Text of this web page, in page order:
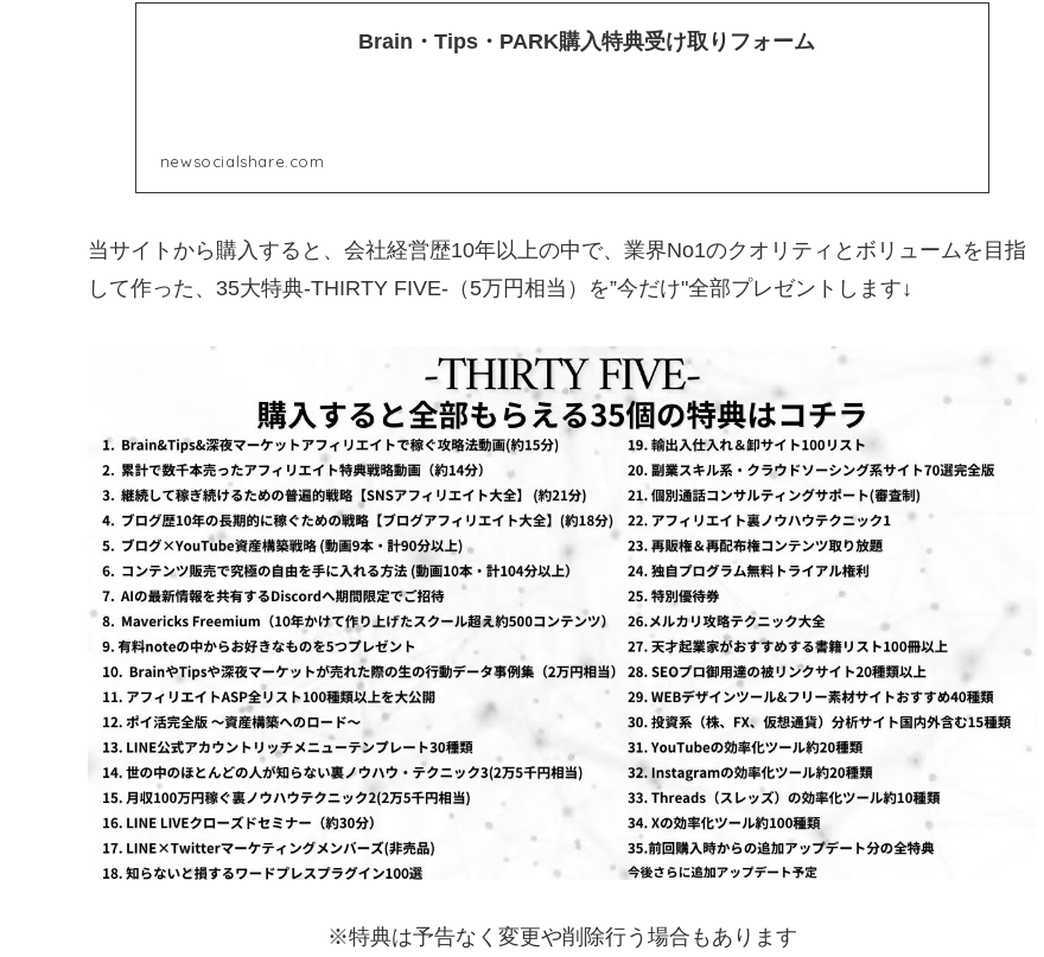
Brain・Tips・PARK購入特典受け取りフォーム
newsocialshare.com
当サイトから購入すると、会社経営歴10年以上の中で、業界No1のクオリティとボリュームを目指
して作った、35大特典-THIRTY FIVE-（5万円相当）を”今だけ"全部プレゼントします↓
※特典は予告なく変更や削除行う場合もあります